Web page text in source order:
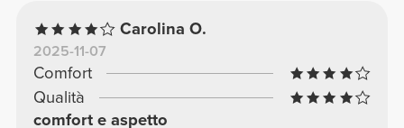
Carolina O.
2025-11-07
Comfort
Qualità
comfort e aspetto